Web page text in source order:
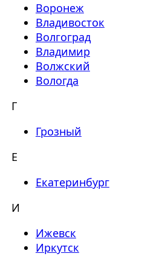
Воронеж
Владивосток
Волгоград
Владимир
Волжский
Вологда
Г
Грозный
Е
Екатеринбург
И
Ижевск
Иркутск